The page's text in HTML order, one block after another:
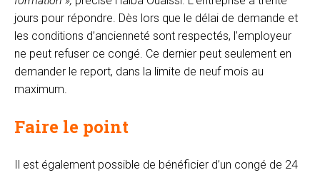
jours pour répondre. Dès lors que le délai de demande et
les conditions d’ancienneté sont respectés, l’employeur
ne peut refuser ce congé. Ce dernier peut seulement en
demander le report, dans la limite de neuf mois au
maximum.
Faire le point
Il est également possible de bénéficier d’un congé de 24